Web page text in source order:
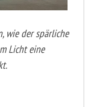
wie der spärliche
Licht eine